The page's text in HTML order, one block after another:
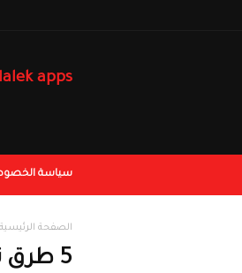
apps
سياسة
الصفحة الرئيسية
5 طرق تستطيع اختراق اي حساب تيك توك احذر!